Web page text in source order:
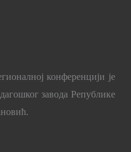
конференцији је
завода Републике